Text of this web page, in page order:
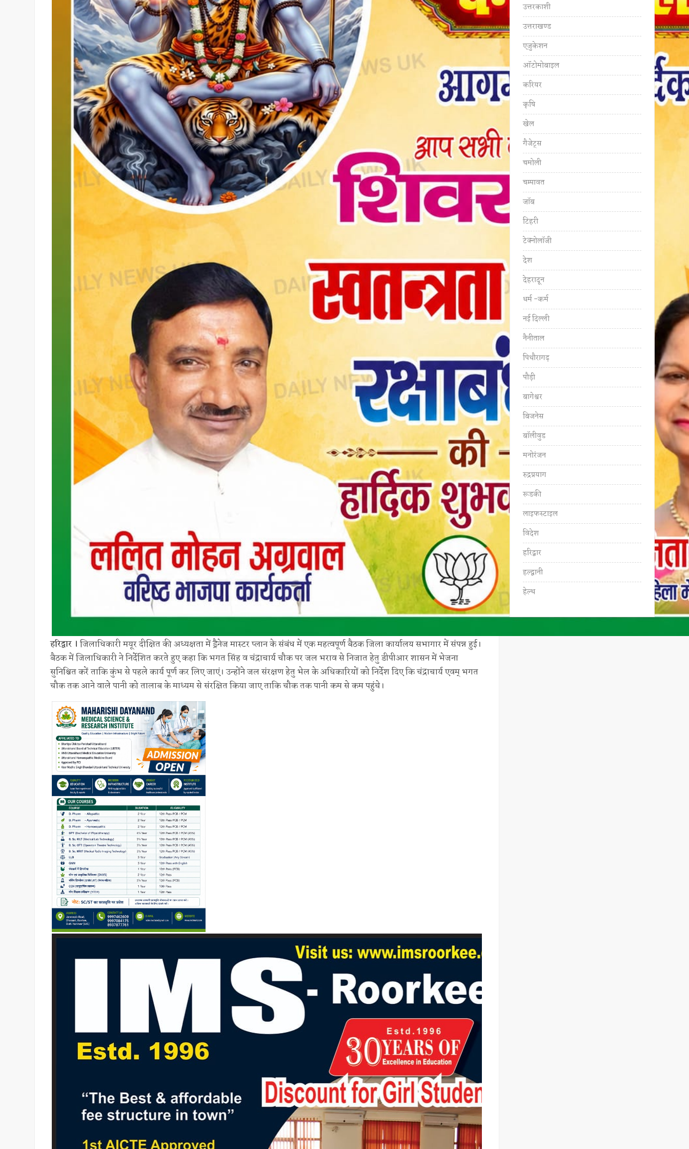
हरिद्वार ।जिलाधिकारी मयूर दीक्षित की अध्यक्षता में ड्रैनेज मास्टर प्लान के संबंध में एक महत्वपूर्ण बैठक जिला कार्यालय सभागार में संपन्न हुई।
बैठक में जिलाधिकारी ने निर्देशित करते हुए कहा कि भगत सिंह व चंद्राचार्य चौक पर जल भराव से निजात हेतु डीपीआर शासन में भेजना
सुनिश्चित करें ताकि कुंभ से पहले कार्य पूर्ण कर लिए जाएं। उन्होंने जल संरक्षण हेतु भेल के अधिकारियों को निर्देश दिए कि चंद्राचार्य एवम् भगत
चौक तक आने वाले पानी को तालाब के माध्यम से संरक्षित किया जाए ताकि चौक तक पानी कम से कम पहुंचे।
उत्तरकाशी
उत्तराखण्ड
एजुकेशन
ऑटोमोबाइल
करियर
कृषि
खेल
गैजेट्स
चमोली
चम्पावत
जॉब
टिहरी
टेक्नोलॉजी
देश
देहरादून
धर्म -कर्म
नई दिल्ली
नैनीताल
पिथौरागढ़
पौड़ी
बागेश्वर
बिजनेस
बॉलीवुड
मनोरंजन
रुद्रप्रयाग
रूडकी
लाइफस्टाइल
विदेश
हरिद्वार
हल्द्वानी
हेल्थ